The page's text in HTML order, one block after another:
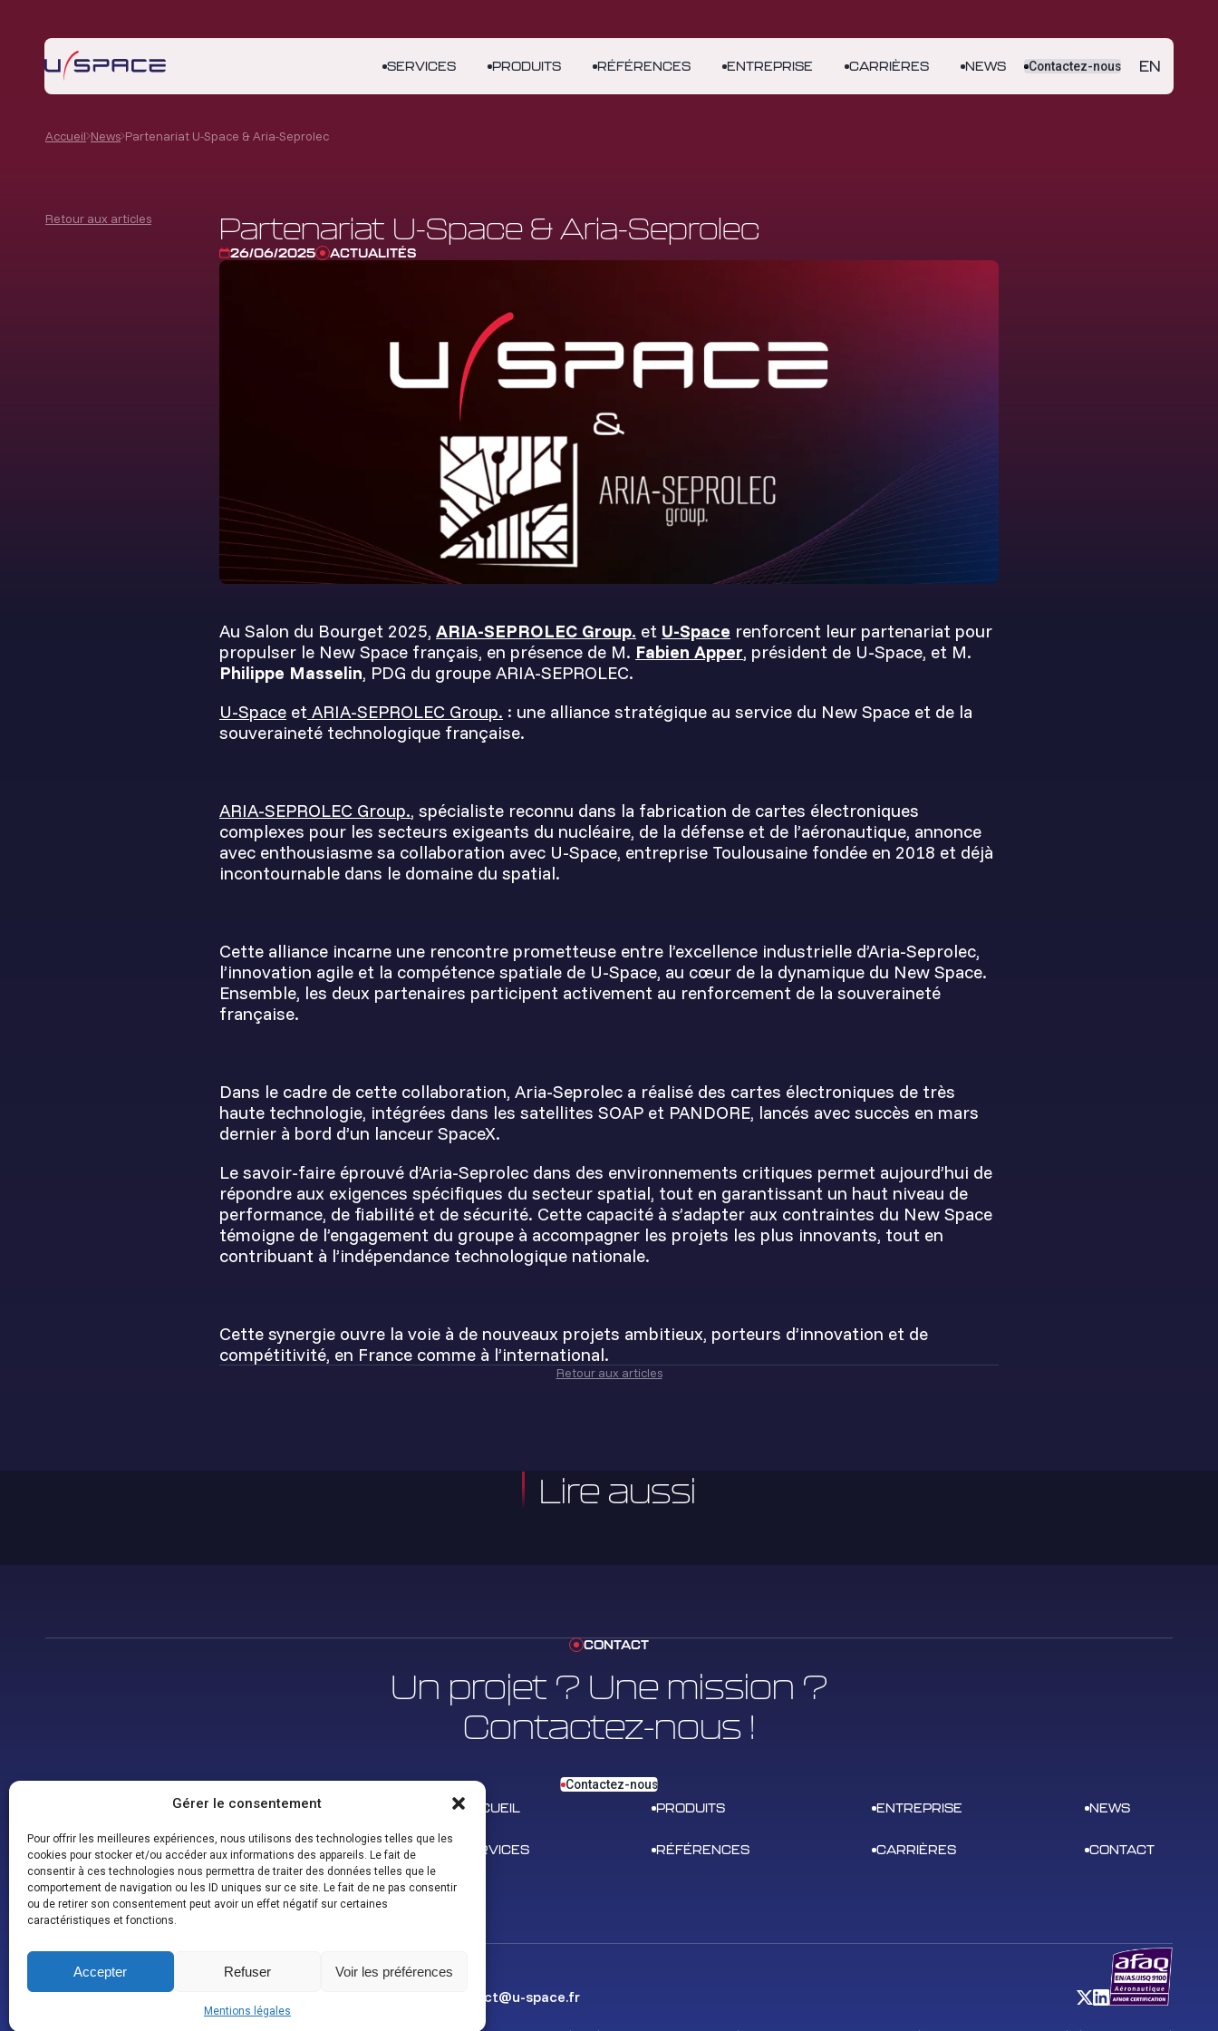
Gérer le consentement
Pour offrir les meilleures expériences, nous utilisons des technologies telles que les
cookies pour stocker et/ou accéder aux informations des appareils. Le fait de
consentir à ces technologies nous permettra de traiter des données telles que le
comportement de navigation ou les ID uniques sur ce site. Le fait de ne pas consentir
ou de retirer son consentement peut avoir un effet négatif sur certaines
caractéristiques et fonctions.
Accepter Refuser Voir les préférences
Mentions légales
SERVICES PRODUITS RÉFÉRENCES ENTREPRISE CARRIÈRES NEWS Contactez-nous EN
Accueil News Partenariat U-Space & Aria-Seprolec
Retour aux articles Partenariat U-Space & Aria-Seprolec
26/06/2025 ACTUALITÉS
Au Salon du Bourget 2025, ARIA-SEPROLEC Group. et U-Space renforcent leur partenariat pour
propulser le New Space français, en présence de M. Fabien Apper, président de U-Space, et M.
Philippe Masselin, PDG du groupe ARIA-SEPROLEC.
U-Space et ARIA-SEPROLEC Group. : une alliance stratégique au service du New Space et de la
souveraineté technologique française.
ARIA-SEPROLEC Group., spécialiste reconnu dans la fabrication de cartes électroniques
complexes pour les secteurs exigeants du nucléaire, de la défense et de l’aéronautique, annonce
avec enthousiasme sa collaboration avec U-Space, entreprise Toulousaine fondée en 2018 et déjà
incontournable dans le domaine du spatial.
Cette alliance incarne une rencontre prometteuse entre l’excellence industrielle d’Aria-Seprolec,
l’innovation agile et la compétence spatiale de U-Space, au cœur de la dynamique du New Space.
Ensemble, les deux partenaires participent activement au renforcement de la souveraineté
française.
Dans le cadre de cette collaboration, Aria-Seprolec a réalisé des cartes électroniques de très
haute technologie, intégrées dans les satellites SOAP et PANDORE, lancés avec succès en mars
dernier à bord d’un lanceur SpaceX.
Le savoir-faire éprouvé d’Aria-Seprolec dans des environnements critiques permet aujourd’hui de
répondre aux exigences spécifiques du secteur spatial, tout en garantissant un haut niveau de
performance, de fiabilité et de sécurité. Cette capacité à s’adapter aux contraintes du New Space
témoigne de l’engagement du groupe à accompagner les projets les plus innovants, tout en
contribuant à l’indépendance technologique nationale.
Cette synergie ouvre la voie à de nouveaux projets ambitieux, porteurs d’innovation et de
compétitivité, en France comme à l’international.
Retour aux articles
Lire aussi
CONTACT
Un projet ? Une mission ?
Contactez-nous !
Contactez-nous
ACCUEIL
SERVICES
PRODUITS
RÉFÉRENCES
ENTREPRISE
CARRIÈRES
NEWS
CONTACT
B 612 – 3 rue tarfaya, 31400 Toulouse contact@u-space.fr